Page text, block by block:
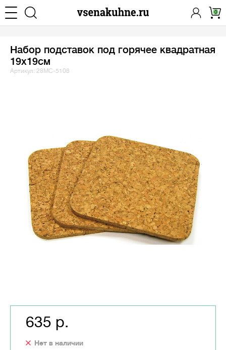
0
Набор подставок под горячее квадратная
19х19см
Артикул: 28MC-5106
635 р.
Нет в наличии